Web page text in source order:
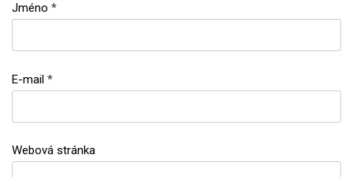
Jméno *
E-mail *
Webová stránka